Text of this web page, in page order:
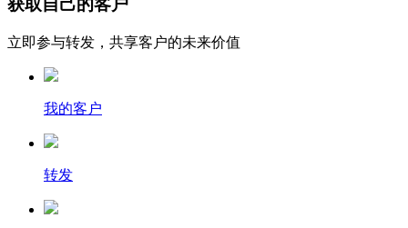
获取自己的客户
立即参与转发，共享客户的未来价值
我的客户
转发